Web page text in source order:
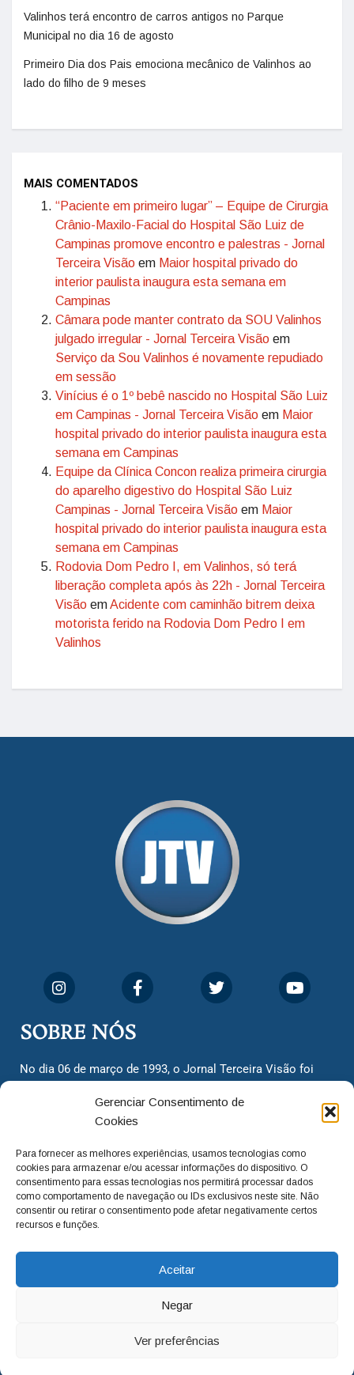
Gerenciar Consentimento de
Cookies
Para fornecer as melhores experiências, usamos tecnologias como
cookies para armazenar e/ou acessar informações do dispositivo. O
consentimento para essas tecnologias nos permitirá processar dados
como comportamento de navegação ou IDs exclusivos neste site. Não
consentir ou retirar o consentimento pode afetar negativamente certos
recursos e funções.
Aceitar
Negar
Ver preferências
Valinhos terá encontro de carros antigos no Parque
Municipal no dia 16 de agosto
Primeiro Dia dos Pais emociona mecânico de Valinhos ao
lado do filho de 9 meses
MAIS COMENTADOS
“Paciente em primeiro lugar” – Equipe de Cirurgia
Crânio-Maxilo-Facial do Hospital São Luiz de
Campinas promove encontro e palestras - Jornal
Terceira Visão em Maior hospital privado do
interior paulista inaugura esta semana em
Campinas
Câmara pode manter contrato da SOU Valinhos
julgado irregular - Jornal Terceira Visão em
Serviço da Sou Valinhos é novamente repudiado
em sessão
Vinícius é o 1º bebê nascido no Hospital São Luiz
em Campinas - Jornal Terceira Visão em Maior
hospital privado do interior paulista inaugura esta
semana em Campinas
Equipe da Clínica Concon realiza primeira cirurgia
do aparelho digestivo do Hospital São Luiz
Campinas - Jornal Terceira Visão em Maior
hospital privado do interior paulista inaugura esta
semana em Campinas
Rodovia Dom Pedro I, em Valinhos, só terá
liberação completa após às 22h - Jornal Terceira
Visão emAcidente com caminhão bitrem deixa
motorista ferido na Rodovia Dom Pedro I em
Valinhos
SOBRE NÓS
No dia 06 de março de 1993, o Jornal Terceira Visão foi
cidadãos valinhenses, já que naquela época só existiam
dois jornais. Há mais de 30 anos, o jornal continua
com o foco de trazer as melhores notícias. Nunca
deixamos de lado as necessidades do cidadão, sempre
questionando os órgãos públicos em busca de melhorias
para a cidade e sempre cobrando resoluções para casos
adm@jtv.com.br
(19) 3929-6225